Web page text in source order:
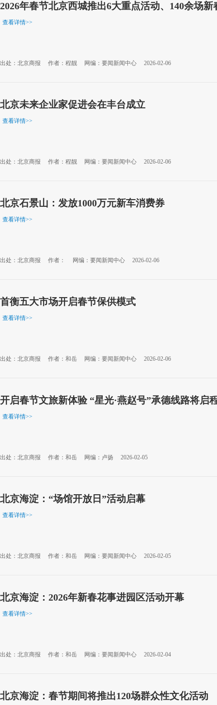
2026年春节北京西城推出6大重点活动、140余场新
查看详情>>
出处：北京商报 作者：程靓 网编：要闻新闻中心 2026-02-06
北京未来企业家促进会在丰台成立
查看详情>>
出处：北京商报 作者：程靓 网编：要闻新闻中心 2026-02-06
北京石景山：发放1000万元新车消费券
查看详情>>
出处：北京商报 作者： 网编：要闻新闻中心 2026-02-06
首衡五大市场开启春节保供模式
查看详情>>
出处：北京商报 作者：和岳 网编：要闻新闻中心 2026-02-06
开启春节文旅新体验 “星光·燕赵号”承德线路将启
查看详情>>
出处：北京商报 作者：和岳 网编：卢扬 2026-02-05
北京海淀：“场馆开放日”活动启幕
查看详情>>
出处：北京商报 作者：和岳 网编：要闻新闻中心 2026-02-05
北京海淀：2026年新春花事进园区活动开幕
查看详情>>
出处：北京商报 作者：和岳 网编：要闻新闻中心 2026-02-04
北京海淀：春节期间将推出120场群众性文化活动